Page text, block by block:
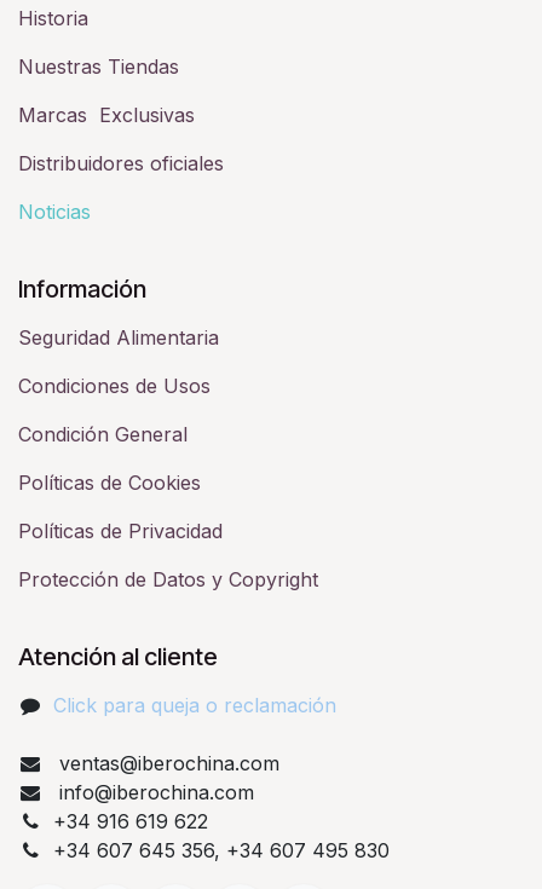
Historia​
Nuestras Tiendas
Marcas Exclusivas
Distribuidores oficiales
Noticias
Información
Seguridad Alimentaria
Condiciones de Usos
Condición General
Políticas de Cookies
Políticas de Privacidad
Protección de Datos y Copyright
Atención al cliente
Click para queja o reclamación​
ventas@iberochina.com
info@iberochina.com
+34 916 619 622
+34 607 645 356, +34 607 495 830